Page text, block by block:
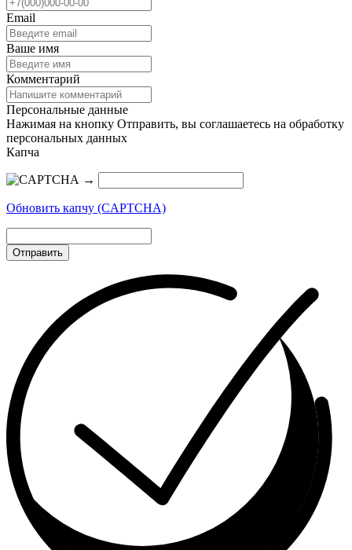
Email
Ваше имя
Комментарий
Персональные данные
Нажимая на кнопку Отправить, вы соглашаетесь на обработку
персональных данных
Капча
→
Обновить капчу (CAPTCHA)
Отправить